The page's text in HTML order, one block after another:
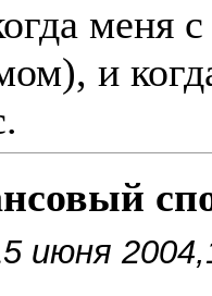
меня
и
июня